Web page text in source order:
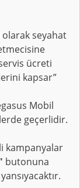
seyahat
ücreti
kapsar”
Mobil
geçerlidir.
kampanyalar
butonuna